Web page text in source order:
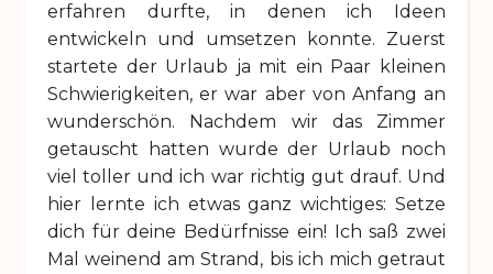
erfahren durfte, in denen ich Ideen
entwickeln und umsetzen konnte. Zuerst
startete der Urlaub ja mit ein Paar kleinen
Schwierigkeiten, er war aber von Anfang an
wunderschön. Nachdem wir das Zimmer
getauscht hatten wurde der Urlaub noch
viel toller und ich war richtig gut drauf. Und
hier lernte ich etwas ganz wichtiges: Setze
dich für deine Bedürfnisse ein! Ich saß zwei
Mal weinend am Strand, bis ich mich getraut